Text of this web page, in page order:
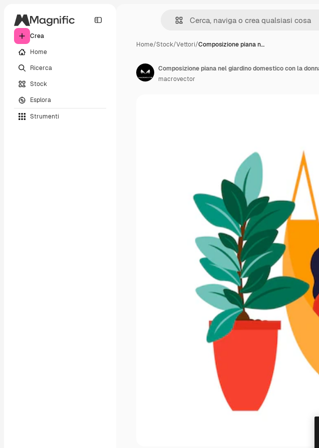
Crea
Home
Ricerca
Stock
Esplora
Strumenti
Home/Stock/Vettori/Composizione piana n…
macrovector